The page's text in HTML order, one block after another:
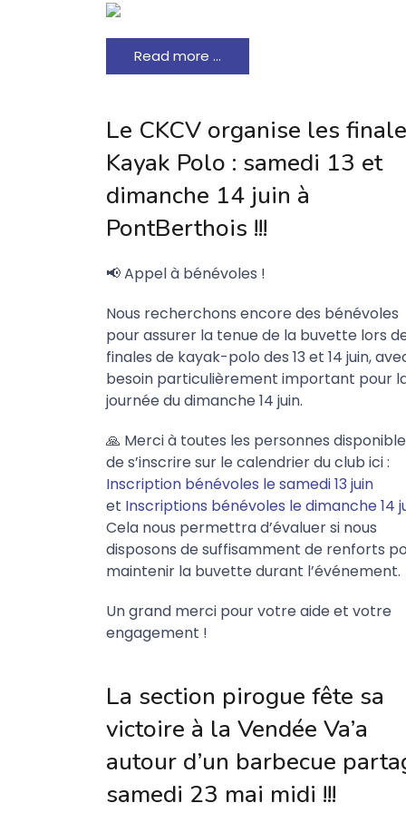
Read more …
Le CKCV organise les
Kayak Polo : samedi 13 et
dimanche 14 juin à
PontBerthois !!!
📢 Appel à bénévoles !
Nous recherchons encore des bénévoles
pour assurer la tenue de la buvette lors
finales de kayak-polo des 13 et 14 juin,
besoin particulièrement important pour
journée du dimanche 14 juin.
🙏 Merci à toutes les personnes
de s’inscrire sur le calendrier du club ici :
Inscription bénévoles le samedi 13 juin
et Inscriptions bénévoles le dimanche 14
Cela nous permettra d’évaluer si nous
disposons de suffisamment de renforts
maintenir la buvette durant l’événement.
Un grand merci pour votre aide et votre
engagement !
La section pirogue fête sa
victoire à la Vendée Va’a
autour d’un barbecue
samedi 23 mai midi !!!